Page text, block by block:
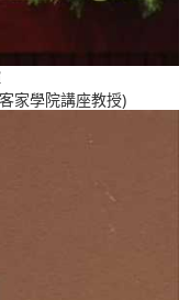
家學院講座教授)